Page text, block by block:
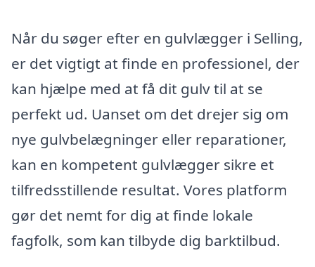
Når du søger efter en gulvlægger i Selling,
er det vigtigt at finde en professionel, der
kan hjælpe med at få dit gulv til at se
perfekt ud. Uanset om det drejer sig om
nye gulvbelægninger eller reparationer,
kan en kompetent gulvlægger sikre et
tilfredsstillende resultat. Vores platform
gør det nemt for dig at finde lokale
fagfolk, som kan tilbyde dig barktilbud.